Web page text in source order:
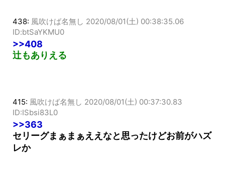
438: 風吹けば名無し 2020/08/01(土) 00:38:35.06
ID:btSaYKMU0
>>408
辻もありえる
415: 風吹けば名無し 2020/08/01(土) 00:37:30.83
ID:ISbsi83L0
>>363
セリーグまぁまぁええなと思ったけどお前がハズ
レか